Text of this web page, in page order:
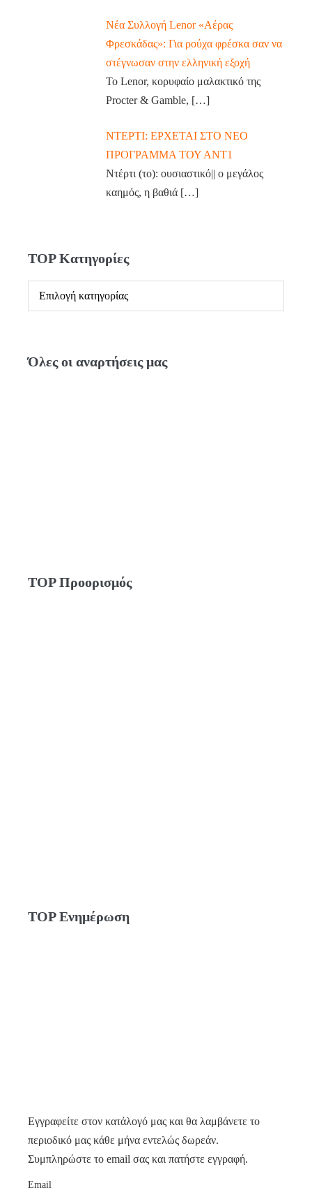
Νέα Συλλογή Lenor «Αέρας
Φρεσκάδας»: Για ρούχα φρέσκα σαν να
στέγνωσαν στην ελληνική εξοχή
Το Lenor, κορυφαίο μαλακτικό της
Procter & Gamble, […]
ΝΤΕΡΤΙ: ΕΡΧΕΤΑΙ ΣΤΟ ΝΕΟ
ΠΡΟΓΡΑΜΜΑ ΤΟΥ ΑΝΤ1
Ντέρτι (το): ουσιαστικό|| ο μεγάλος
καημός, η βαθιά […]
TOP Κατηγορίες
Όλες οι αναρτήσεις μας
TOP Προορισμός
TOP Ενημέρωση
Εγγραφείτε στον κατάλογό μας και θα λαμβάνετε το
περιοδικό μας κάθε μήνα εντελώς δωρεάν.
Συμπληρώστε το email σας και πατήστε εγγραφή.
Email